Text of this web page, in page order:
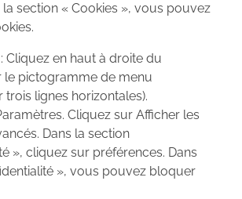
la section « Cookies », vous pouvez
Cliquez en haut à droite du
le pictogramme de menu
trois lignes horizontales).
Cliquez sur Afficher les
Dans la section
», cliquez sur préférences. Dans
», vous pouvez bloquer